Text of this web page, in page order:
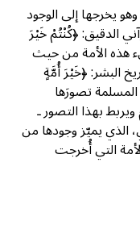
يخرجها إلى الوجود
الدقيق: ﴿كُنْتُمْ خَيْرَ
هذه الأمة من حيث
البشر: ﴿خَيْرَ أُمَّةٍ
تصورَها
بهذا التصور ـ
الذي يميّز وجودها من
التي أُخرجت